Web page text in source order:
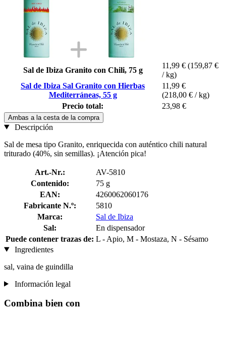
Sal de Ibiza Granito con Chili, 75 g
11,99 € (159,87 €
/ kg)
Sal de Ibiza Sal Granito con Hierbas
Mediterráneas, 55 g
11,99 €
(218,00 € / kg)
Precio total:
23,98 €
Ambas a la cesta de la compra
Descripción
Sal de mesa tipo Granito, enriquecida con auténtico chili natural
triturado (40%, sin semillas). ¡Atención pica!
Art.-Nr.:
AV-5810
Contenido:
75 g
EAN:
4260062060176
Fabricante N.º:
5810
Marca:
Sal de Ibiza
Sal:
En dispensador
Puede contener trazas de: L - Apio, M - Mostaza, N - Sésamo
Ingredientes
sal, vaina de guindilla
Información legal
Combina bien con